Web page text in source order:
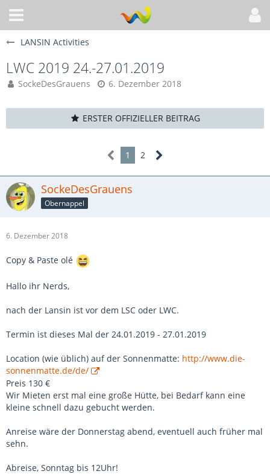
LANSIN Activities
LWC 2019 24.-27.01.2019
SockeDesGrauens 6. Dezember 2018
ERSTER OFFIZIELLER BEITRAG
1 2
SockeDesGrauens
Obernappel
6. Dezember 2018
Copy & Paste olé
Hallo ihr Nerds,
nach der Lansin ist vor dem LSC oder LWC.
Termin ist dieses Mal der 24.01.2019 - 27.01.2019
Location (wie üblich) auf der Sonnenmatte: http://www.die-
sonnenmatte.de/de/
Preis 130 €
Wir Mieten erst mal eine große Hütte, bei Bedarf kann eine
kleine schnell dazu gebucht werden.
Anreise wäre der Donnerstag abend, eventuell auch früher mal
sehn.
Abreise, Sonntag bis 12Uhr!